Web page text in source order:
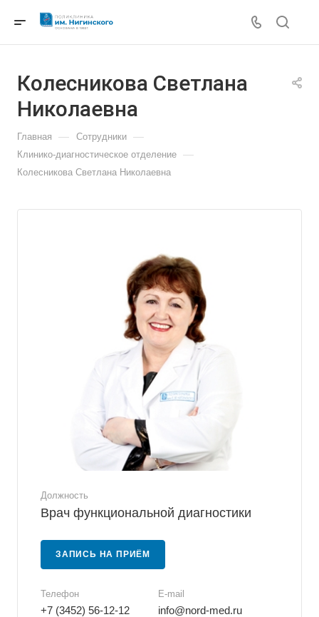
Колесникова Светлана
Николаевна
Главная — Сотрудники —
Клинико-диагностическое отделение —
Колесникова Светлана Николаевна
Должность
Врач функциональной диагностики
ЗАПИСЬ НА ПРИЁМ
Телефон
+7 (3452) 56-12-12
E-mail
info@nord-med.ru